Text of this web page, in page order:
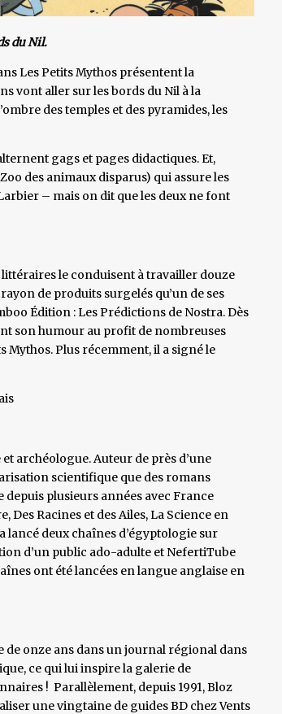
du Nil.
Les Petits Mythos présentent la
vont aller sur les bords du Nil à la
des temples et des pyramides, les
gags et pages didactiques. Et,
des animaux disparus) qui assure les
– mais on dit que les deux ne font
littéraires le conduisent à travailler douze
de produits surgelés qu’un de ses
Édition : Les Prédictions de Nostra. Dès
son humour au profit de nombreuses
Mythos. Plus récemment, il a signé le
archéologue. Auteur de près d’une
scientifique que des romans
depuis plusieurs années avec France
Racines et des Ailes, La Science en
lancé deux chaînes d’égyptologie sur
d’un public ado-adulte et NefertiTube
ont été lancées en langue anglaise en
de onze ans dans un journal régional dans
ce qui lui inspire la galerie de
! Parallèlement, depuis 1991, Bloz
une vingtaine de guides BD chez Vents